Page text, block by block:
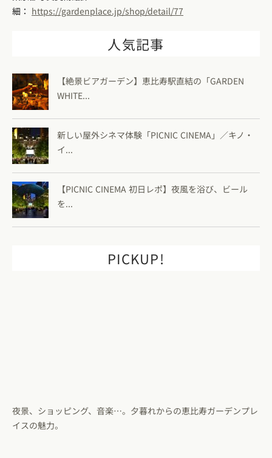
細： https://gardenplace.jp/shop/detail/77
人気記事
【絶景ビアガーデン】恵比寿駅直結の「GARDEN
WHITE...
新しい屋外シネマ体験「PICNIC CINEMA」／キノ・
イ...
【PICNIC CINEMA 初日レポ】夜風を浴び、ビール
を...
PICKUP!
夜景、ショッピング、音楽…。夕暮れからの恵比寿ガーデンプレ
イスの魅力。